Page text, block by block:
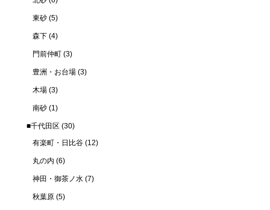
東砂 (5)
森下 (4)
門前仲町 (3)
豊洲・お台場 (3)
木場 (3)
南砂 (1)
■千代田区 (30)
有楽町・日比谷 (12)
丸の内 (6)
神田・御茶ノ水 (7)
秋葉原 (5)